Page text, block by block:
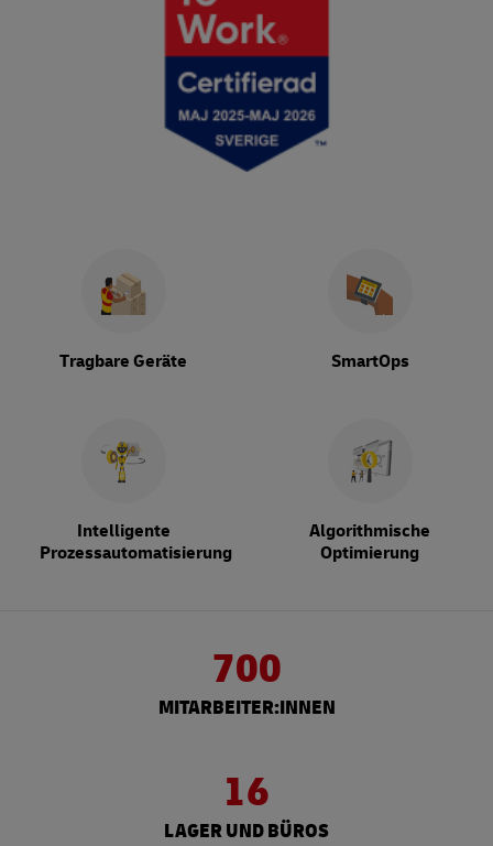
Tragbare Geräte SmartOps
Intelligente
Prozessautomatisierung
Algorithmische
Optimierung
700
MITARBEITER:INNEN
16
LAGER UND BÜROS